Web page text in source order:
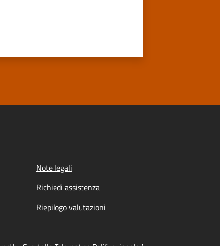
Note legali
Richiedi assistenza
Riepilogo valutazioni